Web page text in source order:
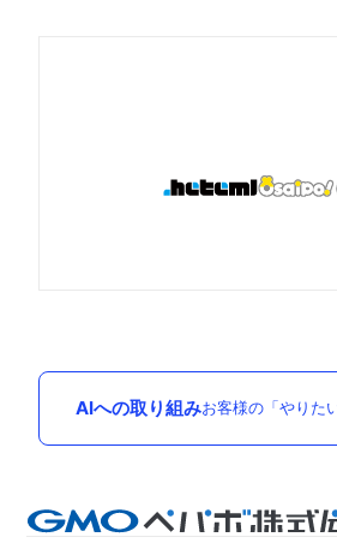
AIへの取り組みお客様の「やりた